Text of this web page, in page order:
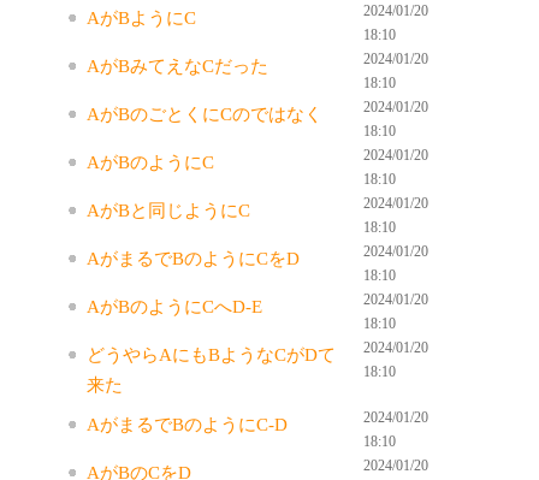
AがBようにC
2024/01/20
18:10
AがBみてえなCだった
2024/01/20
18:10
AがBのごとくにCのではなく
2024/01/20
18:10
AがBのようにC
2024/01/20
18:10
AがBと同じようにC
2024/01/20
18:10
AがまるでBのようにCをD
2024/01/20
18:10
AがBのようにCへD-E
2024/01/20
18:10
どうやらAにもBようなCがDて
来た
2024/01/20
18:10
AがまるでBのようにC-D
2024/01/20
18:10
AがBのCをD 2024/01/20